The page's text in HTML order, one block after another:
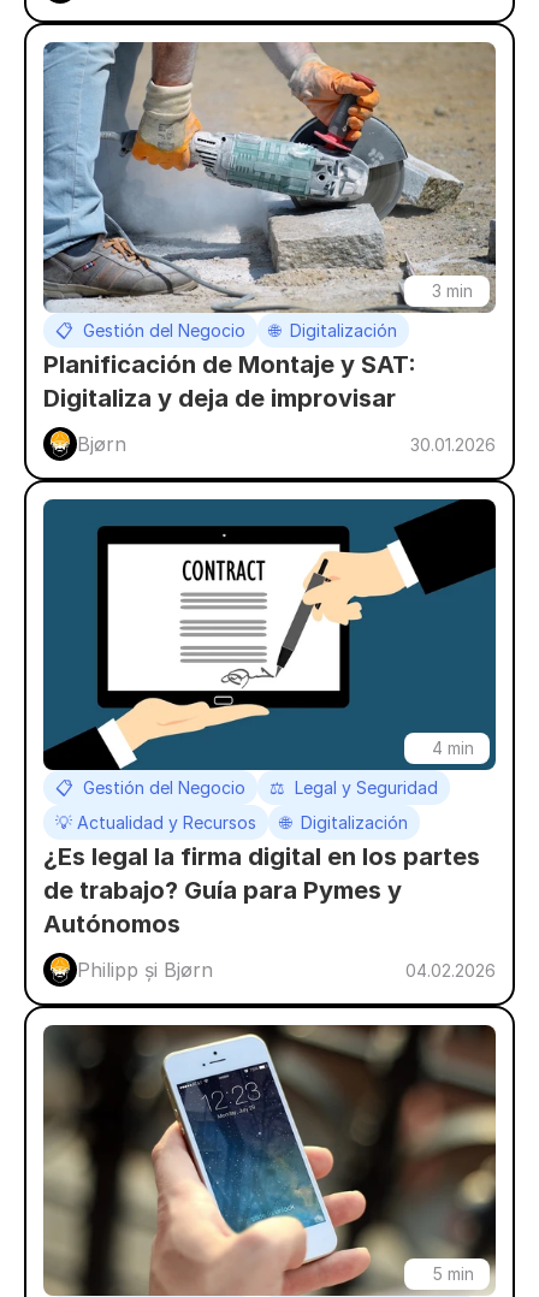
3 min
📋  Gestión del Negocio
🌐  Digitalización
Planificación de Montaje y SAT:
Digitaliza y deja de improvisar
Bjørn 30.01.2026
4 min
📋  Gestión del Negocio
⚖️  Legal y Seguridad
💡 Actualidad y Recursos
🌐  Digitalización
¿Es legal la firma digital en los partes
de trabajo? Guía para Pymes y
Autónomos
Philipp și Bjørn 04.02.2026
5 min